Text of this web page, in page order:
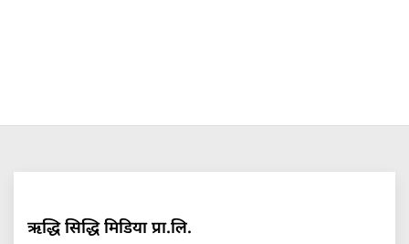
ऋद्धि सिद्धि मिडिया प्रा.लि.